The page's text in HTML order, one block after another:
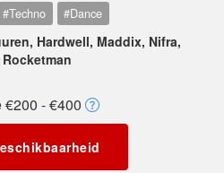
#Techno #Dance
Hardwell, Maddix, Nifra,
€200 - €400